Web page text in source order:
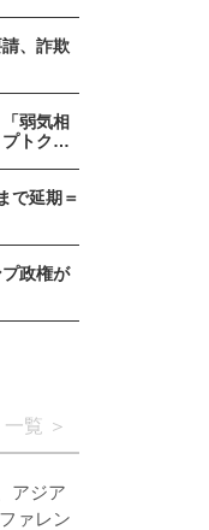
、詐欺
弱気相
トクア
で延期＝
政権が
一覧
アジア
ァレン